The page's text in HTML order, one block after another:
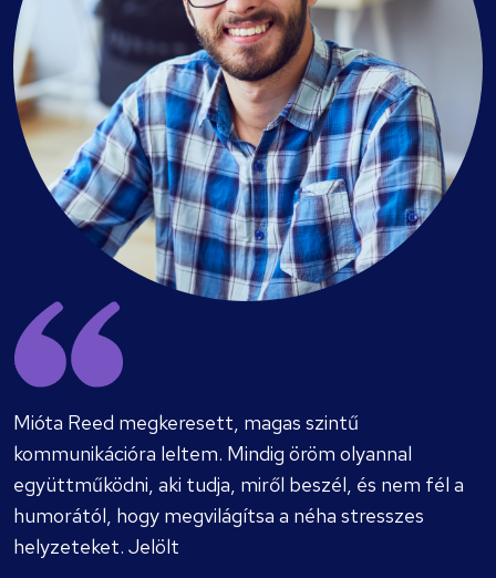
Mióta Reed megkeresett, magas szintű
kommunikációra leltem. Mindig öröm olyannal
együttműködni, aki tudja, miről beszél, és nem fél a
humorától, hogy megvilágítsa a néha stresszes
helyzeteket. Jelölt